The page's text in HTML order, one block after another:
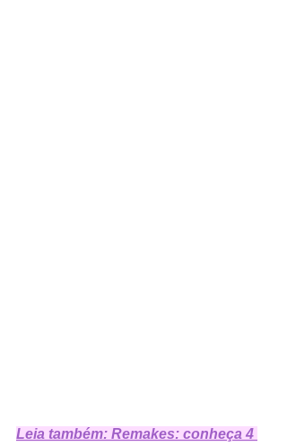
Leia também: Remakes: conheça 4